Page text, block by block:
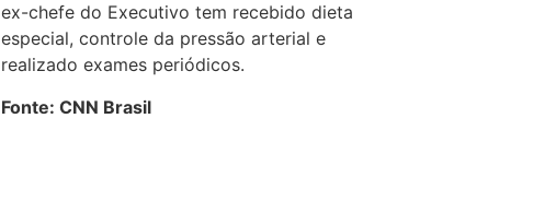
ex-chefe do Executivo tem recebido dieta
especial, controle da pressão arterial e
realizado exames periódicos.
Fonte: CNN Brasil